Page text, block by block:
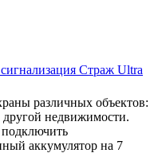
Страж Ultra
различных объектов:
недвижимости.
аккумулятор на 7